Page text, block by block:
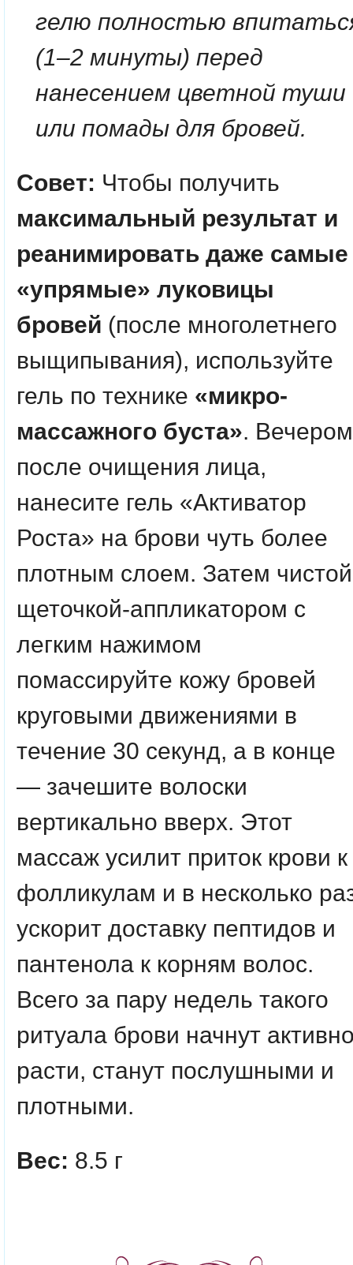
гелю полностью
(1–2 минуты) перед
нанесением цветной туши
или помады для бровей.
Совет: Чтобы получить
максимальный результат и
реанимировать даже самые
«упрямые» луковицы
бровей (после многолетнего
выщипывания), используйте
гель по технике «микро-
массажного буста».
после очищения лица,
нанесите гель «Активатор
Роста» на брови чуть более
плотным слоем. Затем чистой
щеточкой-аппликатором с
легким нажимом
помассируйте кожу бровей
круговыми движениями в
течение 30 секунд, а в конце
— зачешите волоски
вертикально вверх. Этот
массаж усилит приток крови к
фолликулам и в несколько
ускорит доставку пептидов и
пантенола к корням волос.
Всего за пару недель такого
ритуала брови начнут
расти, станут послушными и
плотными.
Вес: 8.5 г